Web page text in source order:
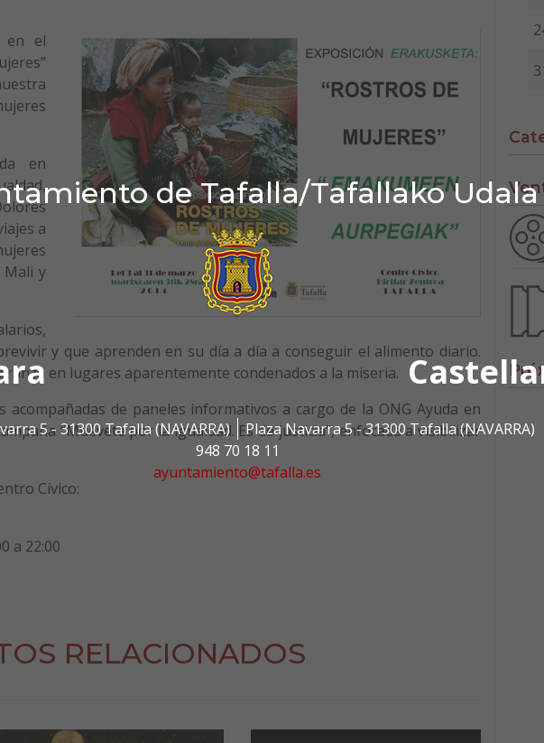
de Tafalla/Tafallako Udala
5 - 31300 Tafalla (NAVARRA)
Plaza Navarra 5 - 31300 Tafalla (NAVARRA)
948 70 18 11
ayuntamiento@tafalla.es
en el
en
a
Mali y
y que aprenden en su día a día a conseguir el alimento diario.
en lugares aparentemente condenados a la miseria.
de paneles informativos a cargo de la ONG Ayuda en
“Muévete por la igualdad. Es de justicia”, enfocada a visibilizar
Cívico:
a 22:00
RELACIONADOS